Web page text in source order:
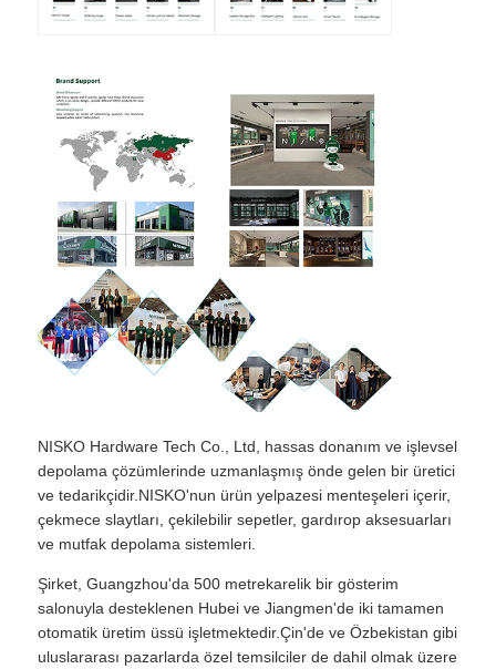
NISKO Hardware Tech Co., Ltd, hassas donanım ve işlevsel
depolama çözümlerinde uzmanlaşmış önde gelen bir üretici
ve tedarikçidir.NISKO'nun ürün yelpazesi menteşeleri içerir,
çekmece slaytları, çekilebilir sepetler, gardırop aksesuarları
ve mutfak depolama sistemleri.
Şirket, Guangzhou'da 500 metrekarelik bir gösterim
salonuyla desteklenen Hubei ve Jiangmen'de iki tamamen
otomatik üretim üssü işletmektedir.Çin'de ve Özbekistan gibi
uluslararası pazarlarda özel temsilciler de dahil olmak üzere